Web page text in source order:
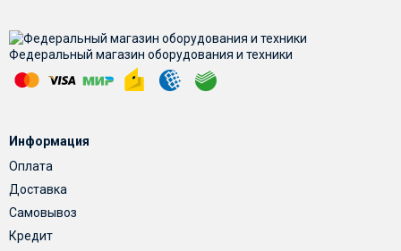
Федеральный магазин оборудования и техники
Информация
Оплата
Доставка
Самовывоз
Кредит